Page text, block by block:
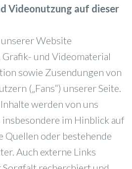
Videonutzung auf dieser
Website
und Videomaterial
sowie Zusendungen von
(„Fans“) unserer Seite.
werden von uns
im Hinblick auf
Quellen oder bestehende
Auch externe Links